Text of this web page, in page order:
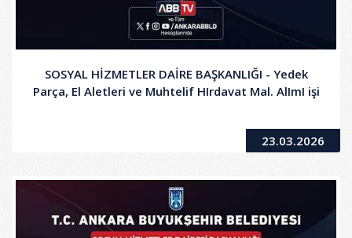
SOSYAL HİZMETLER DAİRE BAŞKANLIĞI - Yedek
Parça, El Aletleri ve Muhtelif HIrdavat Mal. AlImI işi
23.03.2026